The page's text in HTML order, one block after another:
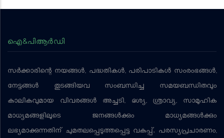
ഐ&പിആര്‍ഡി
സര്‍ക്കാരിന്റെ നയങ്ങള്‍, പദ്ധതികള്‍, പരിപാടികള്‍ സംരംഭങ്ങള്‍,
നേട്ടങ്ങള്‍ തുടങ്ങിയവ സംബന്ധിച്ച സമയബന്ധിതവും
കാലികവുമായ വിവരങ്ങള്‍ അച്ചടി, ദൃശ്യ, ശ്രാവ്യ, സാമൂഹിക
മാധ്യമങ്ങളിലൂടെ ജനങ്ങള്‍ക്കും മാധ്യമങ്ങള്‍ക്കും
ലഭ്യമാക്കുന്നതിന് ചുമതലപ്പെടുത്തപ്പെട്ട വകുപ്പ്. പരസ്യപ്രചാരണം,